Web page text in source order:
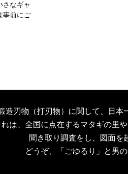
なギャ
事前にご
造刃物（打刃物）に関して、日本
れは、全国に点在するマタギの里
聞き取り調査をし、図面を
どうぞ、「ごゆるり」と男